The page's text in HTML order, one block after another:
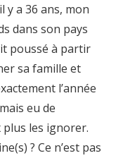
y a 36 ans, mon
dans son pays
poussé à partir
sa famille et
l’année
eu de
plus les ignorer.
? Ce n’est pas